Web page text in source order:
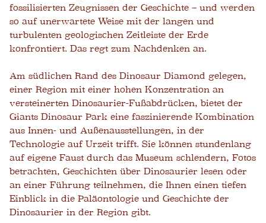
fossilisierten Zeugnissen der Geschichte – und werden
so auf unerwartete Weise mit der langen und
turbulenten geologischen Zeitleiste der Erde
konfrontiert. Das regt zum Nachdenken an.
Am südlichen Rand des Dinosaur Diamond gelegen,
einer Region mit einer hohen Konzentration an
versteinerten Dinosaurier-Fußabdrücken, bietet der
Giants Dinosaur Park eine faszinierende Kombination
aus Innen- und Außenausstellungen, in der
Technologie auf Urzeit trifft. Sie können stundenlang
auf eigene Faust durch das Museum schlendern, Fotos
betrachten, Geschichten über Dinosaurier lesen oder
an einer Führung teilnehmen, die Ihnen einen tiefen
Einblick in die Paläontologie und Geschichte der
Dinosaurier in der Region gibt.